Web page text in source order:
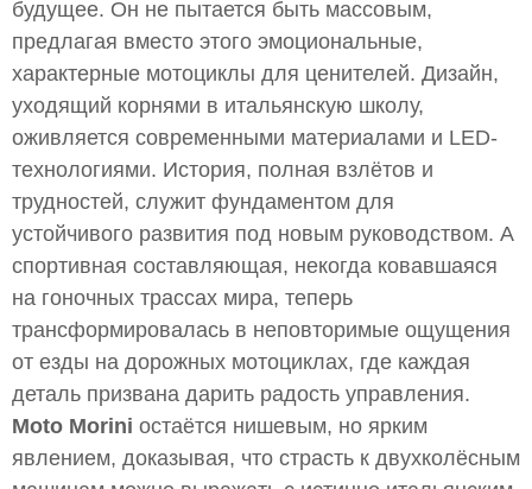
будущее. Он не пытается быть массовым,
предлагая вместо этого эмоциональные,
характерные мотоциклы для ценителей. Дизайн,
уходящий корнями в итальянскую школу,
оживляется современными материалами и LED-
технологиями. История, полная взлётов и
трудностей, служит фундаментом для
устойчивого развития под новым руководством. А
спортивная составляющая, некогда ковавшаяся
на гоночных трассах мира, теперь
трансформировалась в неповторимые ощущения
от езды на дорожных мотоциклах, где каждая
деталь призвана дарить радость управления.
Moto Morini остаётся нишевым, но ярким
явлением, доказывая, что страсть к двухколёсным